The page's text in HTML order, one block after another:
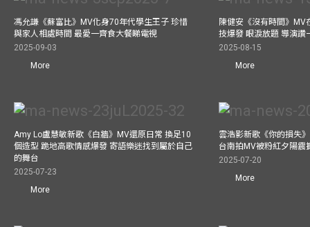
馮允謙《蘇富比》MV化身70年代學生王子 珍惜
與家人相處時間 最愛一齊食大餐睇電視
2025-09-03
More
陳健安《沒有時間》
技爆發 眼淚放題 導演
2025-08-15
More
Amy Lo盧慧敏新歌《白牆》MV還原日常 換足10
個造型 跪地高歌情感爆發 寄語樂迷找到屬於自己
的舞台
2025-07-23
More
雲浩影新歌《你的損失
台南拍MV被粉紅夕陽震
2025-07-20
More